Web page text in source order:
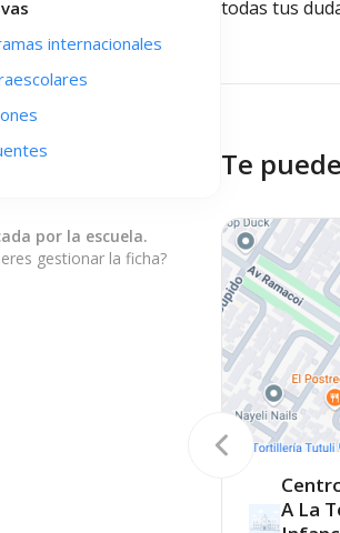
internacionales
por la escuela.
gestionar la ficha?
todas tus
Te
A La